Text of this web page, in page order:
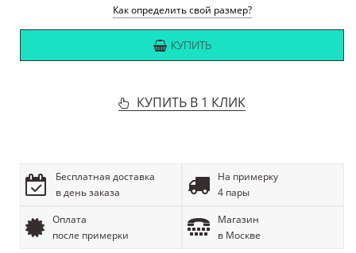
Как определить свой размер?
КУПИТЬ
КУПИТЬ В 1 КЛИК
Бесплатная доставка
в день заказа
На примерку
4 пары
Оплата
после примерки
Магазин
в Москве